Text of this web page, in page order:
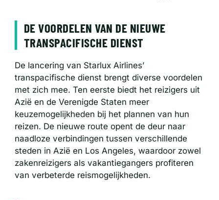
DE VOORDELEN VAN DE NIEUWE
TRANSPACIFISCHE DIENST
De lancering van Starlux Airlines’
transpacifische dienst brengt diverse voordelen
met zich mee. Ten eerste biedt het reizigers uit
Azië en de Verenigde Staten meer
keuzemogelijkheden bij het plannen van hun
reizen. De nieuwe route opent de deur naar
naadloze verbindingen tussen verschillende
steden in Azië en Los Angeles, waardoor zowel
zakenreizigers als vakantiegangers profiteren
van verbeterde reismogelijkheden.